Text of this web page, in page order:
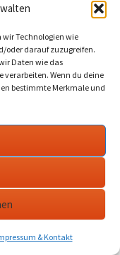
wir Technologien wie
oder darauf zuzugreifen.
Daten wie das
verarbeiten. Wenn du deine
bestimmte Merkmale und
& Kontakt
den Stichkanal in
mehrfach
mehr